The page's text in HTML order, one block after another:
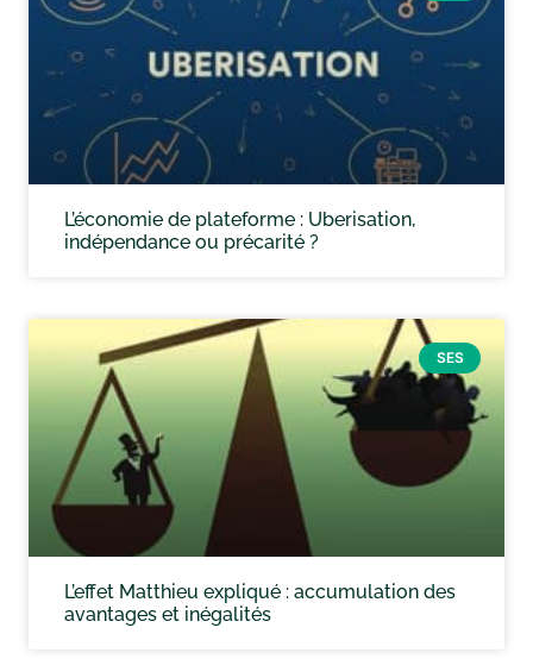
L’économie de plateforme : Uberisation,
indépendance ou précarité ?
SES
L’effet Matthieu expliqué : accumulation des
avantages et inégalités